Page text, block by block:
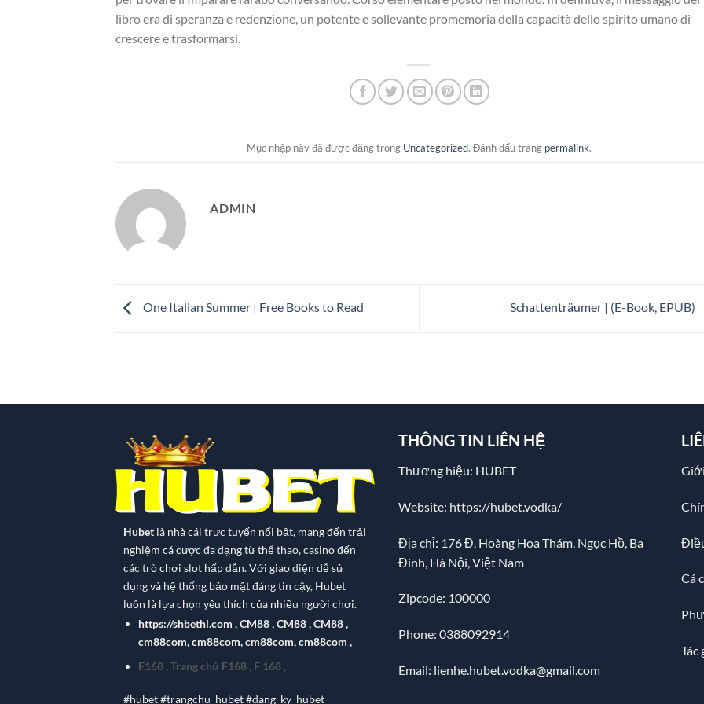
libro era di speranza e redenzione, un potente e sollevante promemoria della capacità dello spirito umano di
crescere e trasformarsi.
Mục nhập này đã được đăng trong Uncategorized. Đánh dấu trang permalink.
ADMIN
One Italian Summer | Free Books to Read Schattenträumer | (E-Book, EPUB)
Hubet là nhà cái trực tuyến nổi bật, mang đến trải
nghiệm cá cược đa dạng từ thể thao, casino đến
các trò chơi slot hấp dẫn. Với giao diện dễ sử
dụng và hệ thống bảo mật đáng tin cậy, Hubet
luôn là lựa chọn yêu thích của nhiều người chơi.
https://shbethi.com ,CM88,CM88,CM88,
cm88com,cm88com,cm88com,cm88com ,
F168, Trang chủ F168, F 168,
#hubet #trangchu_hubet #dang_ky_hubet
THÔNG TIN LIÊN HỆ
Thương hiệu: HUBET
Website: https://hubet.vodka/
Địa chỉ: 176 Đ. Hoàng Hoa Thám, Ngọc Hồ, Ba
Đình, Hà Nội, Việt Nam
Zipcode: 100000
Phone: 0388092914
Email: lienhe.hubet.vodka@gmail.com
Cá
Tác